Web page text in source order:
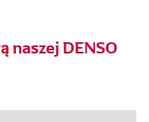
naszej DENSO